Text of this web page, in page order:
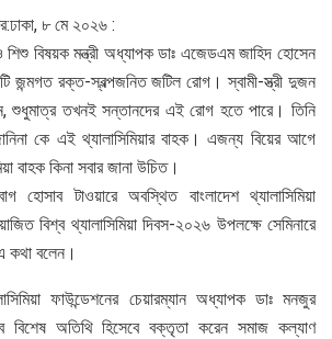
৮ মে ২০২৬ :
বিষয়ক মন্ত্রী অধ্যাপক ডাঃ এজেডএম জাহিদ হোসেন
জন্মগত রক্ত-স্বল্পজনিত জটিল রোগ। স্বামী-স্ত্রী দুজন
শুধুমাত্র তখনই সন্তানদের এই রোগ হতে পারে। তিনি
কে এই থ্যালাসিমিয়ার বাহক। এজন্য বিয়ের আগে
বাহক কিনা সবার জানা উচিত।
হোসাব টাওয়ারে অবস্থিত বাংলাদেশ থ্যালাসিমিয়া
বিশ্ব থ্যালাসিমিয়া দিবস-২০২৬ উপলক্ষে সেমিনারে
কথা বলেন।
ফাউন্ডেশনের চেয়ারম্যান অধ্যাপক ডাঃ মনজুর
বিশেষ অতিথি হিসেবে বক্তৃতা করেন সমাজ কল্যাণ